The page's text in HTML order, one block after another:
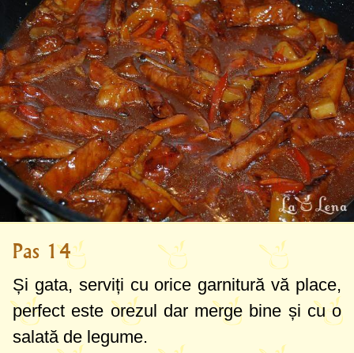
Pas 14
Și gata, serviți cu orice garnitură vă place,
perfect este orezul dar merge bine și cu o
salată de legume.